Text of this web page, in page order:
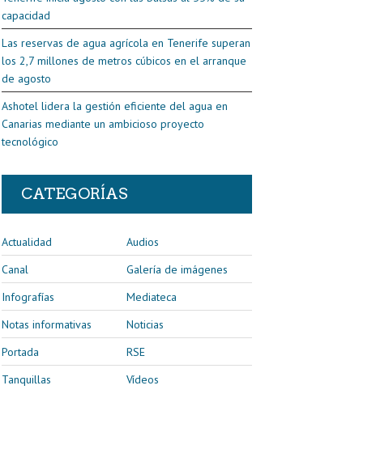
capacidad
Las reservas de agua agrícola en Tenerife superan
los 2,7 millones de metros cúbicos en el arranque
de agosto
Ashotel lidera la gestión eficiente del agua en
Canarias mediante un ambicioso proyecto
tecnológico
CATEGORÍAS
Actualidad
Audios
Canal
Galería de imágenes
Infografías
Mediateca
Notas informativas
Noticias
Portada
RSE
Tanquillas
Vídeos